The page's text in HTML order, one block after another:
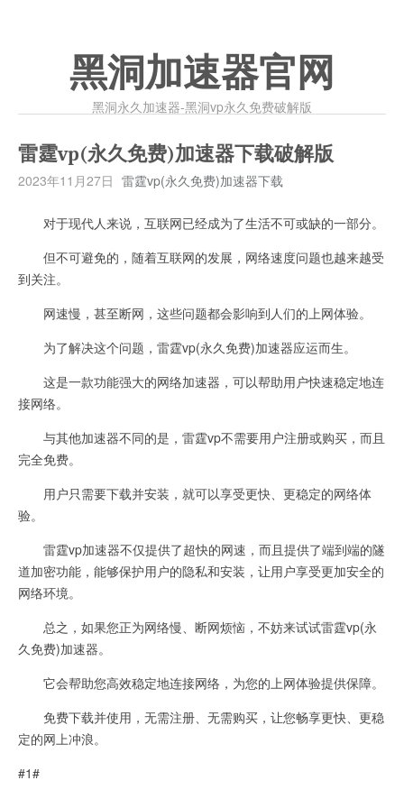
黑洞加速器官网
黑洞永久加速器-黑洞vp永久免费破解版
雷霆vp(永久免费)加速器下载破解版
2023年11月27日 雷霆vp(永久免费)加速器下载
对于现代人来说，互联网已经成为了生活不可或缺的一部分。
但不可避免的，随着互联网的发展，网络速度问题也越来越受
到关注。
网速慢，甚至断网，这些问题都会影响到人们的上网体验。
为了解决这个问题，雷霆vp(永久免费)加速器应运而生。
这是一款功能强大的网络加速器，可以帮助用户快速稳定地连
接网络。
与其他加速器不同的是，雷霆vp不需要用户注册或购买，而且
完全免费。
用户只需要下载并安装，就可以享受更快、更稳定的网络体
验。
雷霆vp加速器不仅提供了超快的网速，而且提供了端到端的隧
道加密功能，能够保护用户的隐私和安装，让用户享受更加安全的
网络环境。
总之，如果您正为网络慢、断网烦恼，不妨来试试雷霆vp(永
久免费)加速器。
它会帮助您高效稳定地连接网络，为您的上网体验提供保障。
免费下载并使用，无需注册、无需购买，让您畅享更快、更稳
定的网上冲浪。
#1#